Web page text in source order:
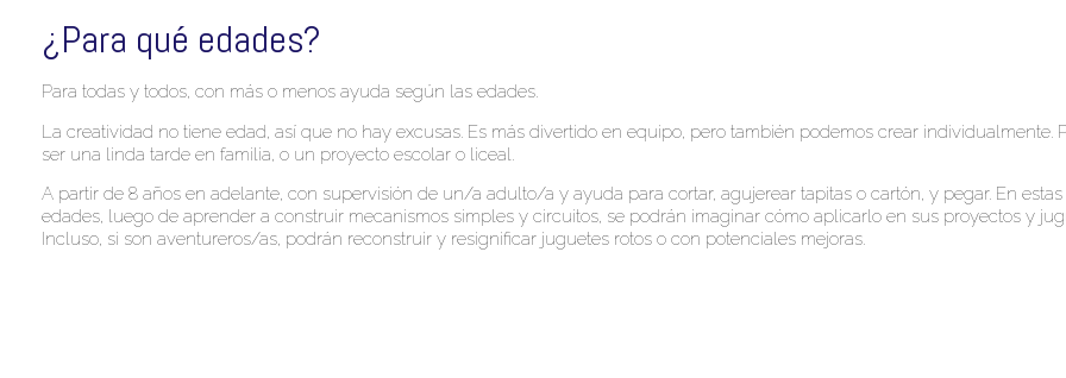
¿Para qué edades?
Para todas y todos, con más o menos ayuda según las edades.
La creatividad no tiene edad, así que no hay excusas. Es más divertido en equipo, pero también podemos crear individualmente.
ser una linda tarde en familia, o un proyecto escolar o liceal.
A partir de 8 años en adelante, con supervisión de un/a adulto/a y ayuda para cortar, agujerear tapitas o cartón, y pegar. En estas
edades, luego de aprender a construir mecanismos simples y circuitos, se podrán imaginar cómo aplicarlo en sus proyectos y
Incluso, si son aventureros/as, podrán reconstruir y resignificar juguetes rotos o con potenciales mejoras.